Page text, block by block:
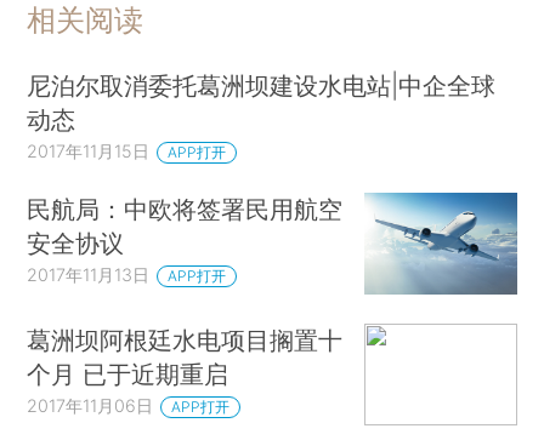
相关阅读
尼泊尔取消委托葛洲坝建设水电站|中企全球
动态
2017年11月15日 APP打开
民航局：中欧将签署民用航空
安全协议
2017年11月13日 APP打开
葛洲坝阿根廷水电项目搁置十
个月 已于近期重启
2017年11月06日 APP打开